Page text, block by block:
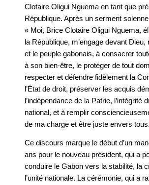
Clotaire Oligui Nguema en tant que
République. Après un serment
« Moi, Brice Clotaire Oligui Nguema,
la République, m’engage devant Dieu,
et le peuple gabonais, à consacrer
à son bien-être, le protéger de tout
respecter et défendre fidèlement la
l’État de droit, préserver les acquis
l’indépendance de la Patrie, l’intégrité
national, et à remplir
de ma charge et être juste envers
Ce discours marque le début d’un
ans pour le nouveau président, qui a
conduire le Gabon vers la stabilité, la
l’unité nationale. La cérémonie, qui a